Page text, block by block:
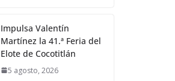
Impulsa Valentín
Martínez la 41.ª Feria del
Elote de Cocotitlán
5 agosto, 2026